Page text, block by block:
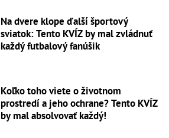
Na dvere klope ďalší športový
sviatok: Tento KVÍZ by mal zvládnuť
každý futbalový fanúšik
Koľko toho viete o životnom
prostredí a jeho ochrane? Tento KVÍZ
by mal absolvovať každý!